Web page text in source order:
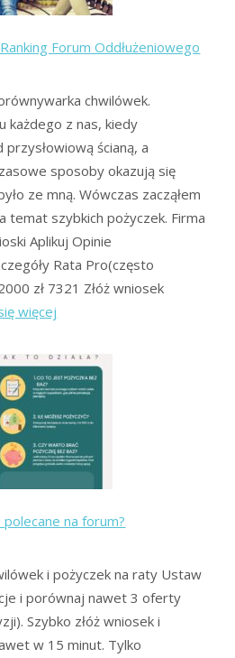
Forum Oddłużeniowego
chwilówek.
każdego z nas, kiedy
ścianą, a
sposoby okazują się
ze mną. Wówczas zacząłem
temat szybkich pożyczek. Firma
Aplikuj Opinie
Rata Pro(często
zł 7321 Złóż wniosek
więcej
Online
–
Forum
Oddłużeniowego
na forum?
i pożyczek na raty Ustaw
i porównaj nawet 3 oferty
Szybko złóż wniosek i
w 15 minut. Tylko